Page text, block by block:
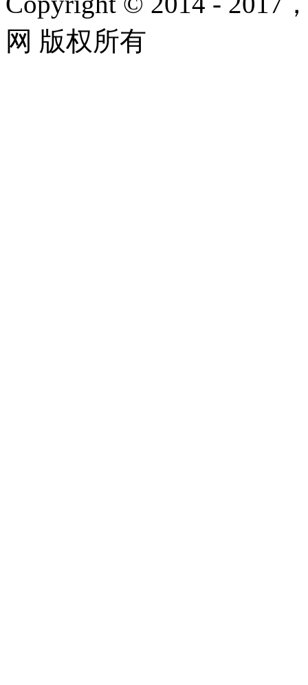
网 版权所有